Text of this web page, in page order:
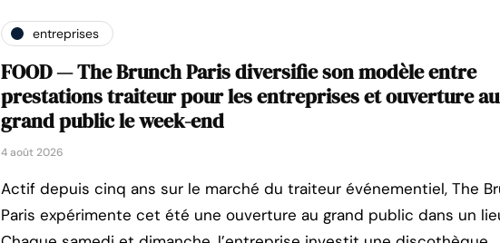
entreprises
FOOD — The Brunch Paris diversifie son modèle entre
prestations traiteur pour les entreprises et ouverture au
grand public le week-end
4 août 2026
Actif depuis cinq ans sur le marché du traiteur événementiel, The
Paris expérimente cet été une ouverture au grand public dans un